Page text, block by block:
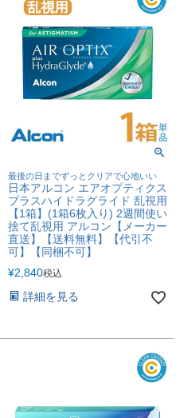
最後の日までずっとクリアで心地いい
日本アルコン エアオプティクス
プラスハイドラグライド 乱視用
【1箱】(1箱6枚入り) 2週間使い
捨て乱視用 アルコン【メーカー
直送】【送料無料】【代引不
可】【同梱不可】
¥2,840税込
詳細を見る